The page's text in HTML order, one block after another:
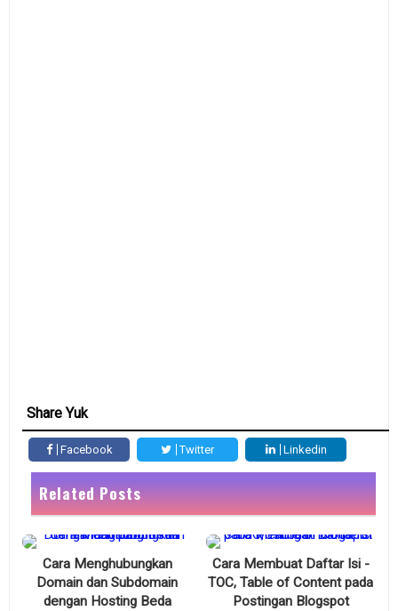
Share Yuk
Facebook Twitter Linkedin
Related Posts
Cara Menghubungkan
Domain dan Subdomain
dengan Hosting Beda
Cara Membuat Daftar Isi -
TOC, Table of Content pada
Postingan Blogspot